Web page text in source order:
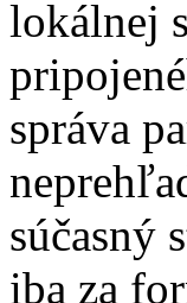
lokálnej
správa
súčasný
iba za